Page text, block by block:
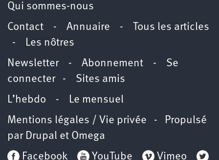
Qui sommes-nous
Contact - Annuaire -
Tous les articles
- Les nôtres
Newsletter- Abonnement - Se
connecter- Sites amis
L’hebdo - Le mensuel
Mentions légales / Vie privée - Propulsé
par Drupal et Omega
Facebook
YouTube Vimeo